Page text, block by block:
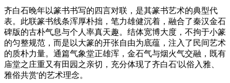
齐白石晚年以篆书书写的四言对联，是其篆书艺术的典型代
表。此联篆书线条浑厚朴拙，笔力雄健沉着，融合了秦汉金石
碑版的古朴气息与个人率真天趣。结体宽博大度，不拘于小篆
的匀整规范，而是以大篆的开张自由为底蕴，注入了民间艺术
的质朴力量。通篇气象堂正雄浑，金石气与烟火气交融，既有
庙堂之庄重又有田园之亲切，充分体现了齐白石'以俗入雅、
雅俗共赏'的艺术理念。